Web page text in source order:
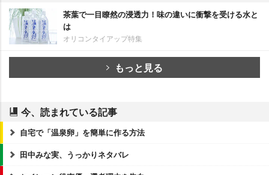
茶葉で一目瞭然の浸透力！味の違いに衝撃を受ける水と
は
オリコンタイアップ特集
もっと見る
今、読まれている記事
自宅で「温泉卵」を簡単に作る方法
田中みな実、うっかりネタバレ